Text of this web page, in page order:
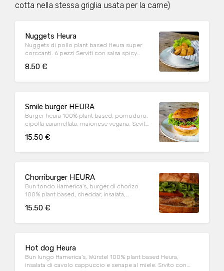
cotta nella stessa griglia usata per la carne)
Nuggets Heura
Nuggets di pollo plant based Heura super
corccanti. 6 pezzi Serviti con salsa spicy
8.50 €
Smile burger HEURA
Burger heura 100% plant based, pomodoro,
cipolla caramellata, maionese vegana. Sevito
15.50 €
Chorriburger HEURA
Bun tondo Hamerica's, burger di chorizo
100% plant based, cheddar, insalata,
con patatine fritte
15.50 €
Hot dog Heura
Bun lungo Hamerica's, Würstel 100% plant based Heura,
insalata di cavolo cappuccio e senape al miele. Srvito con